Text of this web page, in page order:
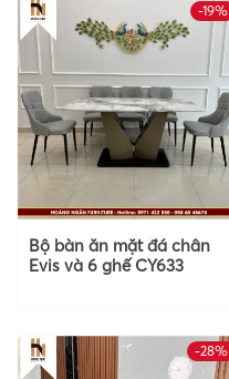
-19%
Bộ bàn ăn mặt đá chân
Evis và 6 ghế CY633
-28%